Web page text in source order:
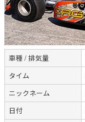
車種 / 排気量
タイム
ニックネーム
日付